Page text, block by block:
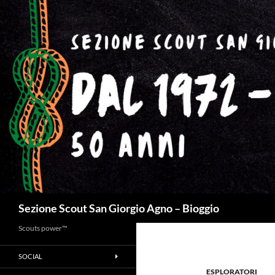
Sezione Scout San Giorgio Agno – Bioggio
ESPLORATORI
Scouts power™
SOCIAL